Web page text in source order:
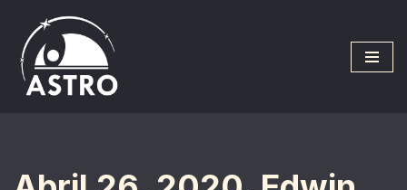
Saltar
al
contenido